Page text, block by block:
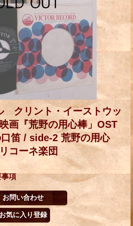
クリント・イーストウッ
画『荒野の用心棒」OST
笛 / side-2 荒野の用心
コーネ楽団
項